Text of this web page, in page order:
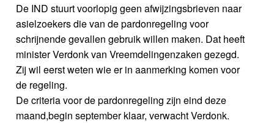
De IND stuurt voorlopig geen afwijzingsbrieven naar
asielzoekers die van de pardonregeling voor
schrijnende gevallen gebruik willen maken. Dat heeft
minister Verdonk van Vreemdelingenzaken gezegd.
Zij wil eerst weten wie er in aanmerking komen voor
de regeling.
De criteria voor de pardonregeling zijn eind deze
maand,begin september klaar, verwacht Verdonk.